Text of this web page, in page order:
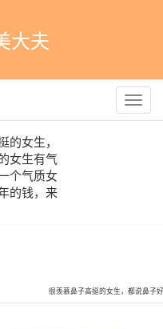
大夫
的女生，
女生有气
个气质女
的钱，来
很羡慕鼻子高挺的女生，都说鼻子